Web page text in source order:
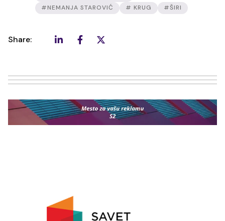
#NEMANJA STAROVIĆ
# KRUG #ŠIRI
Share: